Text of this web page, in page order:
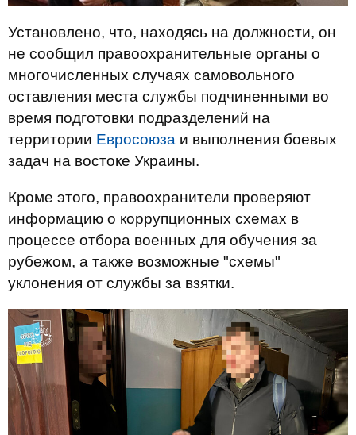
Установлено, что, находясь на должности, он
не сообщил правоохранительные органы о
многочисленных случаях самовольного
оставления места службы подчиненными во
время подготовки подразделений на
территории Евросоюза и выполнения боевых
задач на востоке Украины.
Кроме этого, правоохранители проверяют
информацию о коррупционных схемах в
процессе отбора военных для обучения за
рубежом, а также возможные "схемы"
уклонения от службы за взятки.